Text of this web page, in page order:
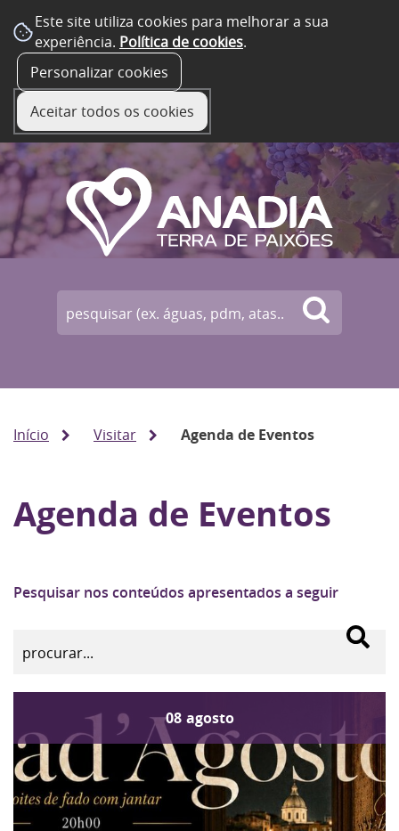
Este site utiliza cookies para melhorar a sua
experiência. Política de cookies.
Personalizar cookies
Aceitar todos os cookies
Início Visitar Agenda de Eventos
Agenda de Eventos
Pesquisar nos conteúdos apresentados a seguir
08 agosto